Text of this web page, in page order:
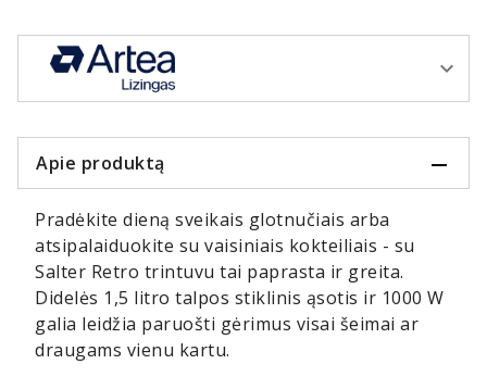
Apie produktą
Pradėkite dieną sveikais glotnučiais arba
atsipalaiduokite su vaisiniais kokteiliais - su
Salter Retro trintuvu tai paprasta ir greita.
Didelės 1,5 litro talpos stiklinis ąsotis ir 1000 W
galia leidžia paruošti gėrimus visai šeimai ar
draugams vienu kartu.